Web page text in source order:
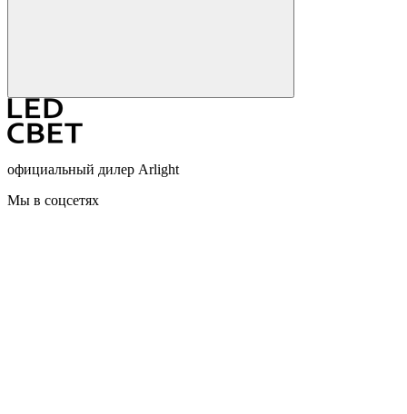
официальный дилер Arlight
Мы в соцсетях